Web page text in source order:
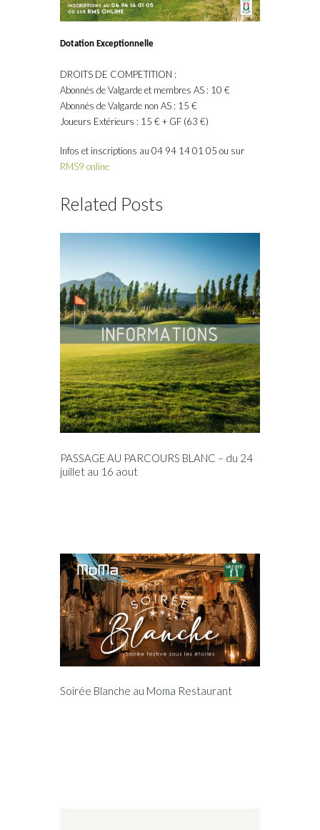
Dotation Exceptionnelle
DROITS DE COMPETITION :
Abonnés de Valgarde et membres AS : 10 €
Abonnés de Valgarde non AS : 15 €
Joueurs Extérieurs : 15 € + GF (63 €)
Infos et inscriptions au 04 94 14 01 05 ou sur
RMS9 online
Related Posts
PASSAGE AU PARCOURS BLANC – du 24
juillet au 16 aout
Soirée Blanche au Moma Restaurant